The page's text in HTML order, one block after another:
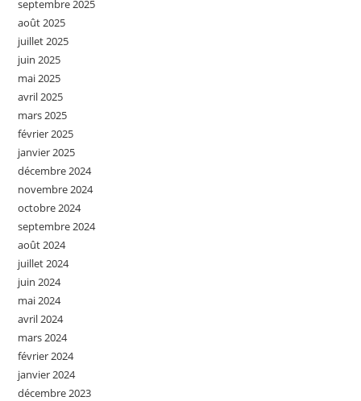
septembre 2025
août 2025
juillet 2025
juin 2025
mai 2025
avril 2025
mars 2025
février 2025
janvier 2025
décembre 2024
novembre 2024
octobre 2024
septembre 2024
août 2024
juillet 2024
juin 2024
mai 2024
avril 2024
mars 2024
février 2024
janvier 2024
décembre 2023